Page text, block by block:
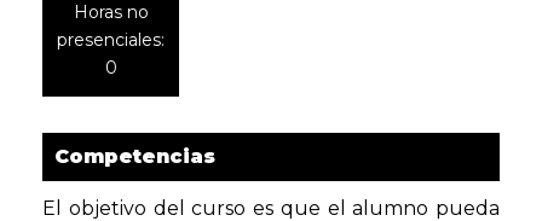
Horas no
presenciales:
0
Competencias
El objetivo del curso es que el alumno pueda